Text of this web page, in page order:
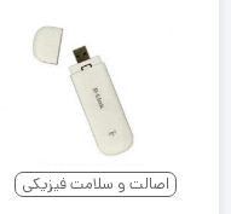
اصالت و سلامت فیزیکی